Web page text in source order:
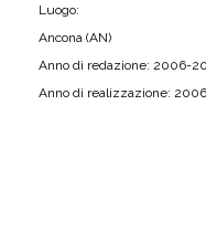
Luogo:
Ancona (AN)
Anno di redazione: 2006-
Anno di realizzazione: